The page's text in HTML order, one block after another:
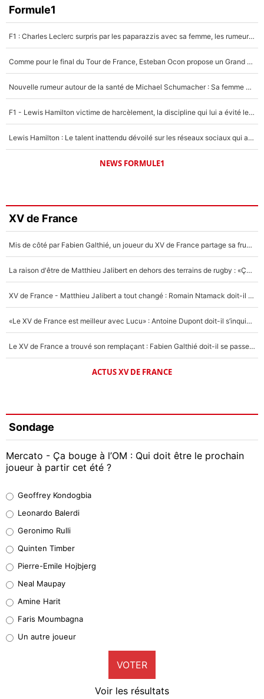
Formule1
F1 : Charles Leclerc surpris par les paparazzis avec sa femme, les rumeurs étaient vraies !
Comme pour le final du Tour de France, Esteban Ocon propose un Grand Prix de Formule 1 à Paris : «Autour de l’Arc de Triomphe, ce serait génial» !
Nouvelle rumeur autour de la santé de Michael Schumacher : Sa femme Corinna sort du silence
F1 - Lewis Hamilton victime de harcèlement, la discipline qui lui a évité le pire : «J'aurais probablement mal tourné»
Lewis Hamilton : Le talent inattendu dévoilé sur les réseaux sociaux qui a impressionné Kim Kardashian pendant leurs vacances en amoureux !
NEWS FORMULE1
XV de France
Mis de côté par Fabien Galthié, un joueur du XV de France partage sa frustration : «ils ne me l’ont pas dit tout de suite»
La raison d'être de Matthieu Jalibert en dehors des terrains de rugby : «Ça m'atteint autant que si tu touches à un membre de ma famille»
XV de France - Matthieu Jalibert a tout changé : Romain Ntamack doit-il s’inquiéter pour sa place à un an de la Coupe du monde ?
«Le XV de France est meilleur avec Lucu» : Antoine Dupont doit-il s’inquiéter pour sa place ?
Le XV de France a trouvé son remplaçant : Fabien Galthié doit-il se passer d'Antoine Dupont ?
ACTUS XV DE FRANCE
Sondage
Mercato - Ça bouge à l’OM : Qui doit être le prochain
joueur à partir cet été ?
38%
32%
4%
1%
9%
Geoffrey Kondogbia
Leonardo Balerdi
Geronimo Rulli
Quinten Timber
Pierre-Emile Hojbjerg
Neal Maupay
Amine Harit
Faris Moumbagna
Un autre joueur
VOTER
Voir les résultats